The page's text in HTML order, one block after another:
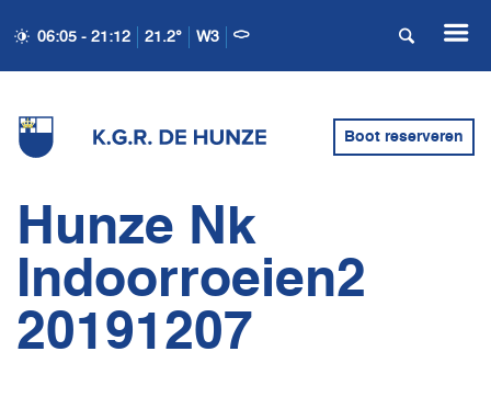
06:05 - 21:12 21.2° W3
Boot reserveren
Hunze Nk
Indoorroeien2
20191207